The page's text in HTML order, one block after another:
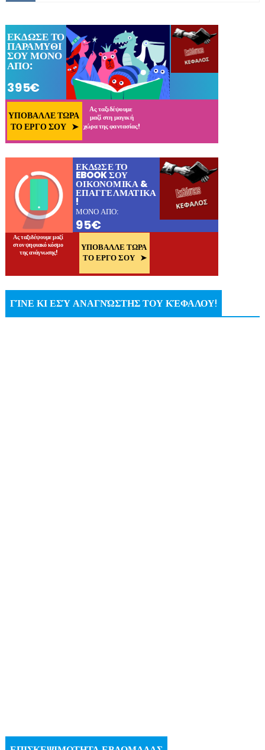
ΓΊΝΕ ΚΙ ΕΣΎ ΑΝΑΓΝΏΣΤΗΣ ΤΟΥ ΚΈΦΑΛΟΥ!